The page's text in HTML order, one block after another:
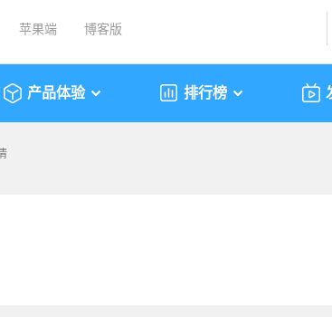
苹果端 博客版
产品体验 排行榜